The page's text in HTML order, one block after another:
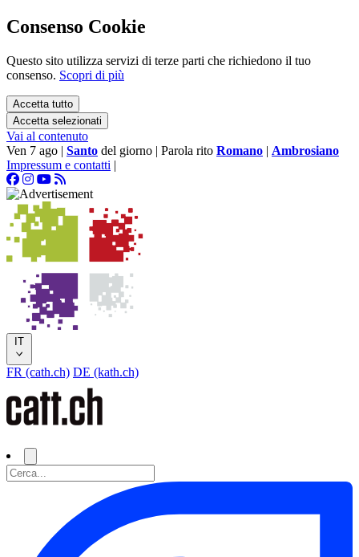
Consenso Cookie
Questo sito utilizza servizi di terze parti che richiedono il tuo
consenso. Scopri di più
Accetta tutto
Accetta selezionati
Vai al contenuto
Ven 7 ago | Santo del giorno | Parola rito Romano | Ambrosiano
Impressum e contatti |
IT
FR (cath.ch) DE (kath.ch)